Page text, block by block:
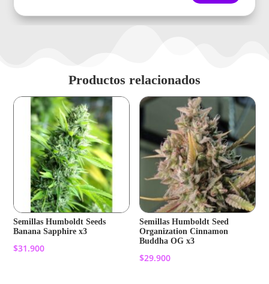
Productos relacionados
Semillas Humboldt Seeds
Banana Sapphire x3
$31.900
Semillas Humboldt Seed
Organization Cinnamon
Buddha OG x3
$29.900